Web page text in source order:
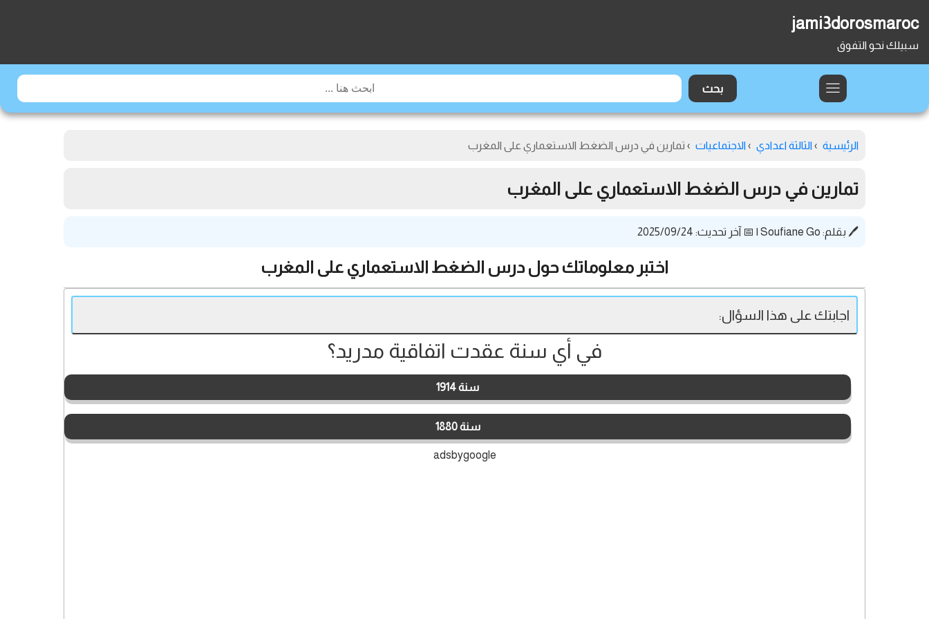
jami3dorosmaroc
سبيلك نحو التفوق
الرئيسية › الثالثة اعدادي › الاجتماعيات › تمارين في درس الضغط الاستعماري على المغرب
تمارين في درس الضغط الاستعماري على المغرب
🖊️ بقلم: Soufiane Go
| 📅 آخر تحديث: 2025/09/24
اختبر معلوماتك حول درس الضغط الاستعماري على المغرب
اجابتك على هذا السؤال:
في أي سنة عقدت اتفاقية مدريد؟
سنة 1914
سنة 1880
adsbygoogle